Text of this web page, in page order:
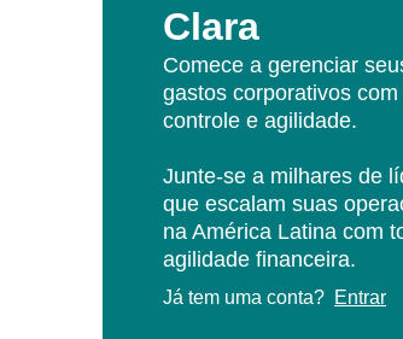
Clara
Comece a gerenciar
gastos corporativos com
controle e agilidade.
Junte-se a milhares de
que escalam suas
na América Latina com
agilidade financeira.
Já tem uma conta? Entrar